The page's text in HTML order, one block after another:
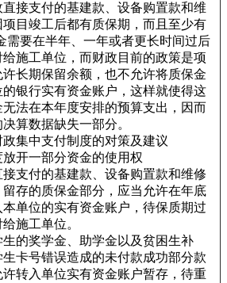
直接支付的基建款、设备购置款和维
目竣工后都有质保期，而且至少有
需要在半年、一年或者更长时间过后
给施工单位，而财政目前的政策是项
许长期保留余额，也不允许将质保金
银行实有资金账户，这样就使得这
法在本年度安排的预算支出，因而
算数据缺失一部分。
政集中支付制度的对策及建议
放开一部分资金的使用权
接支付的基建款、设备购置款和维修
存的质保金部分，应当允许在年底
本单位的实有资金账户，待保质期过
施工单位。
生的奖学金、助学金以及贫困生补
生卡号错误造成的未付款成功部分款
转入单位实有资金账户暂存，待重